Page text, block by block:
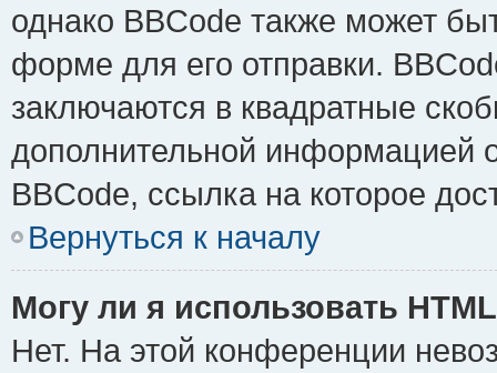
однако BBCode также может
форме для его отправки.
заключаются в квадратные
дополнительной информацией
BBCode, ссылка на которое
Вернуться к началу
Могу ли я использовать
Нет. На этой конференции